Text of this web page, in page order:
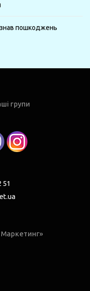
пошкоджень
групи
51